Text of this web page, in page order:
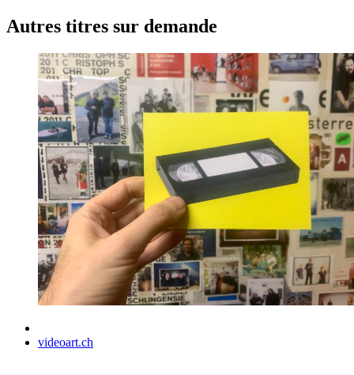
Autres titres sur demande
videoart.ch